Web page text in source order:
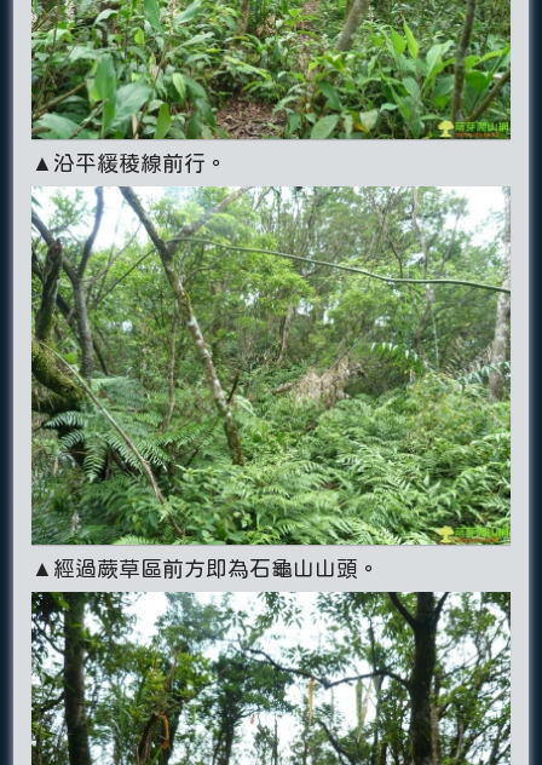
▲沿平緩稜線前行。
▲經過蕨草區前方即為石龜山山頭。